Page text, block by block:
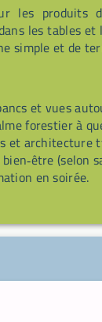
les produits
les tables
simple et de
et vues
forestier à
et architecture
(selon
en soirée.